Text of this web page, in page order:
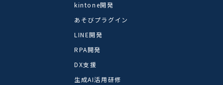
kintone開発
あそびプラグイン
LINE開発
RPA開発
DX支援
生成AI活用研修